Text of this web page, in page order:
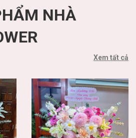
NHÀ
Xem tất cả